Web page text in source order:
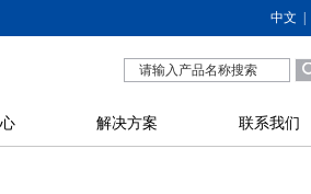
中文
解决方案 联系我们